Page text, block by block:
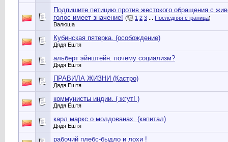
Подпишите петицию против жестокого обращения с
голос имеет значение! ( 1 2 3 Последняя страница)
Валюша
Кубинская пятерка. (особождение)
Дядя Ештя
альберт эйнштейн. почему социализм?
Дядя Ештя
ПРАВИЛА ЖИЗНИ (Кастро)
Дядя Ештя
коммунисты индии. ( жгут! )
Дядя Ештя
карл маркс о молдованах. (капитал)
Дядя Ештя
рабочий плебс-быдло и лохи !